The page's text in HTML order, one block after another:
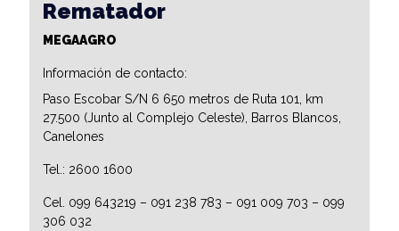
Rematador
MEGAAGRO
Información de contacto:
Paso Escobar S/N 6 650 metros de Ruta 101, km
27.500 (Junto al Complejo Celeste), Barros Blancos,
Canelones
Tel.: 2600 1600
Cel. 099 643219 – 091 238 783 – 091 009 703 – 099
306 032